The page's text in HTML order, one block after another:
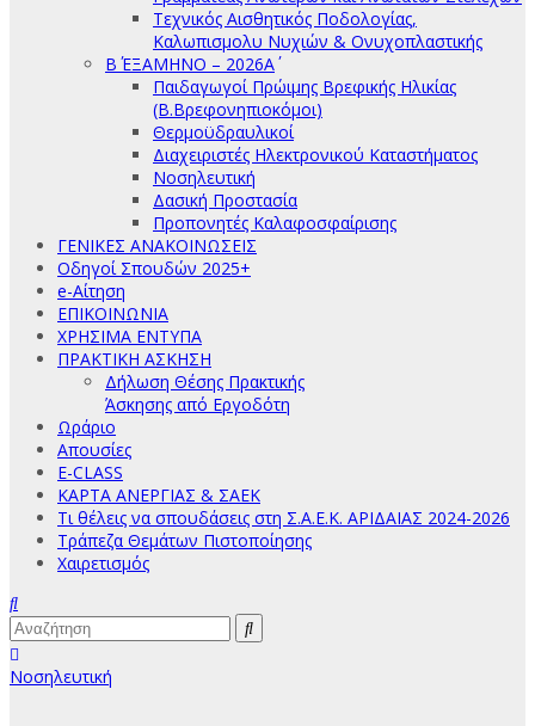
Τεχνικός Αισθητικός Ποδολογίας,
Καλωπισμολυ Νυχιών & Ονυχοπλαστικής
Β΄ ΕΞΑΜΗΝΟ – 2026Α΄
Παιδαγωγοί Πρώιμης Βρεφικής Ηλικίας
(Β.Βρεφονηπιοκόμοι)
Θερμοϋδραυλικοί
Διαχειριστές Ηλεκτρονικού Καταστήματος
Νοσηλευτική
Δασική Προστασία
Προπονητές Καλαφοσφαίρισης
ΓΕΝΙΚΕΣ ΑΝΑΚΟΙΝΩΣΕΙΣ
Οδηγοί Σπουδών 2025+
e-Αίτηση
ΕΠΙΚΟΙΝΩΝΙΑ
ΧΡΗΣΙΜΑ ΕΝΤΥΠΑ
ΠΡΑΚΤΙΚΗ ΑΣΚΗΣΗ
Δήλωση Θέσης Πρακτικής
Άσκησης από Εργοδότη
Ωράριο
Απουσίες
E-CLASS
ΚΑΡΤΑ ΑΝΕΡΓΙΑΣ & ΣΑΕΚ
Τι θέλεις να σπουδάσεις στη Σ.Α.Ε.Κ. ΑΡΙΔΑΙΑΣ 2024-2026
Τράπεζα Θεμάτων Πιστοποίησης
Χαιρετισμός
Νοσηλευτική